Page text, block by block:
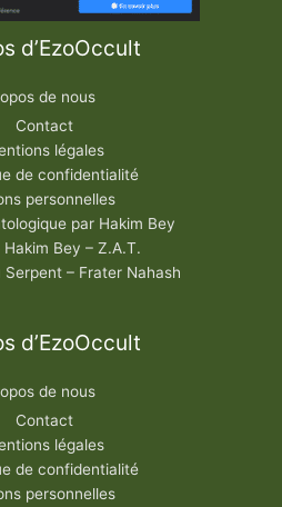
d’EzoOccult
de nous
Contact
légales
de confidentialité
personnelles
par Hakim Bey
Hakim Bey – Z.A.T.
Serpent – Frater Nahash
d’EzoOccult
de nous
Contact
légales
de confidentialité
personnelles